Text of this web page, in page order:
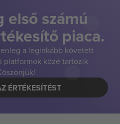
első számú
piaca.
a leginkább követett
platformok közé tartozik
ÉRTÉKESÍTÉST